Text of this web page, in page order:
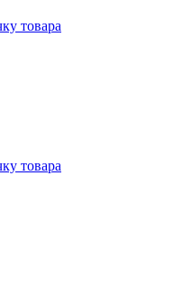
товара
товара